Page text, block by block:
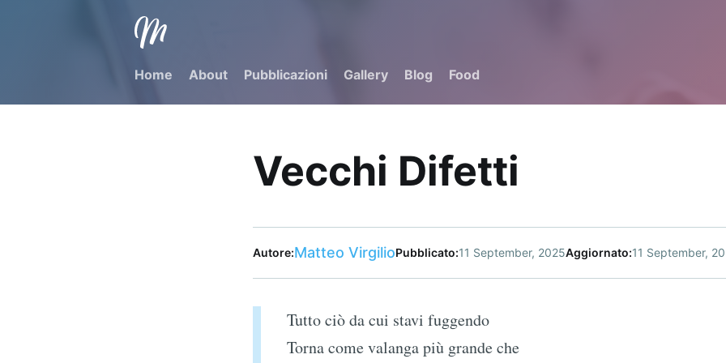
Home About Pubblicazioni Gallery Blog Food
Vecchi Difetti
Autore:Matteo VirgilioPubblicato:11 September, 2025Aggiornato:11 September,
Tutto ciò da cui stavi fuggendo
Torna come valanga più grande che